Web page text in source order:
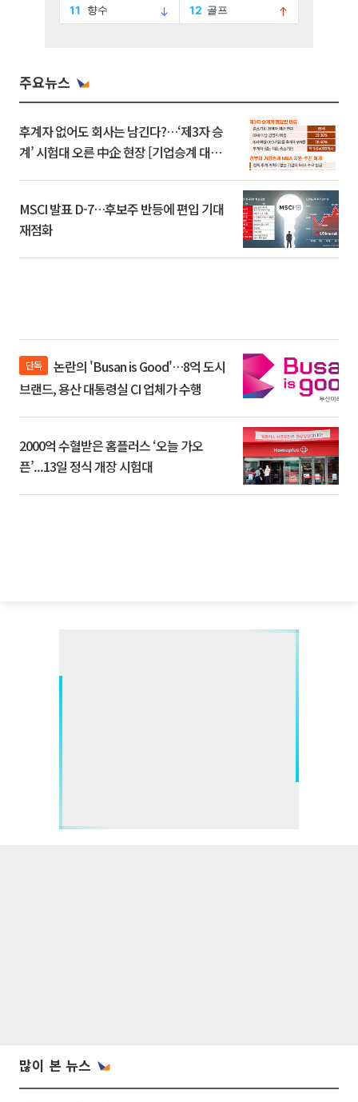
주요뉴스
후계자 없어도 회사는 남긴다?…‘제3자 승
계’ 시험대 오른 中企 현장 [기업승계 대전
MSCI 발표 D-7…후보주 반등에 편입 기대
재점화
단독
브랜드, 용산 대통령실 CI 업체가 수행
2000억 수혈받은 홈플러스 ‘오늘 가오
픈’...13일 정식 개장 시험대
많이 본 뉴스